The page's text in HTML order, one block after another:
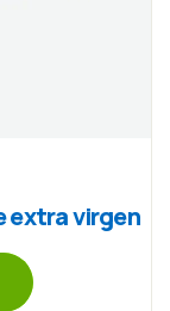
extra virgen